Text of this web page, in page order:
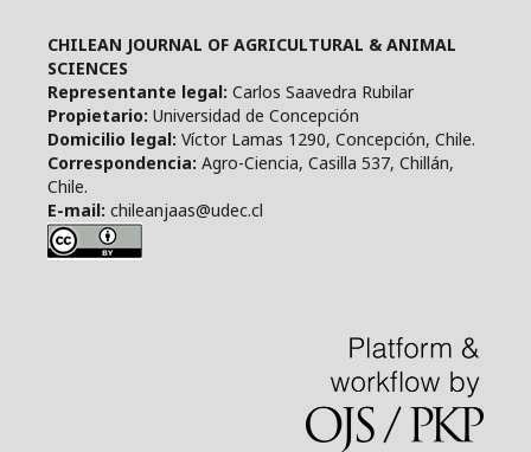
CHILEAN JOURNAL OF AGRICULTURAL & ANIMAL
SCIENCES
Representante legal: Carlos Saavedra Rubilar
Propietario: Universidad de Concepción
Domicilio legal: Víctor Lamas 1290, Concepción, Chile.
Correspondencia: Agro-Ciencia, Casilla 537, Chillán,
Chile.
E-mail: chileanjaas@udec.cl